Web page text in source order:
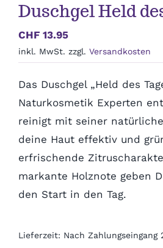
Polterabend
Frühling / Ostern
Geburt
Firmenjubiläum
Pensionierung
Duschgel Held
CHF13.95
inkl. MwSt. zzgl. Versandkosten
Das Duschgel „Held des
Naturkosmetik Experten
reinigt mit seiner
deine Haut effektiv und
erfrischende
markante Holznote geben
den Start in den Tag.
Lieferzeit: Nach Zahlungseingang